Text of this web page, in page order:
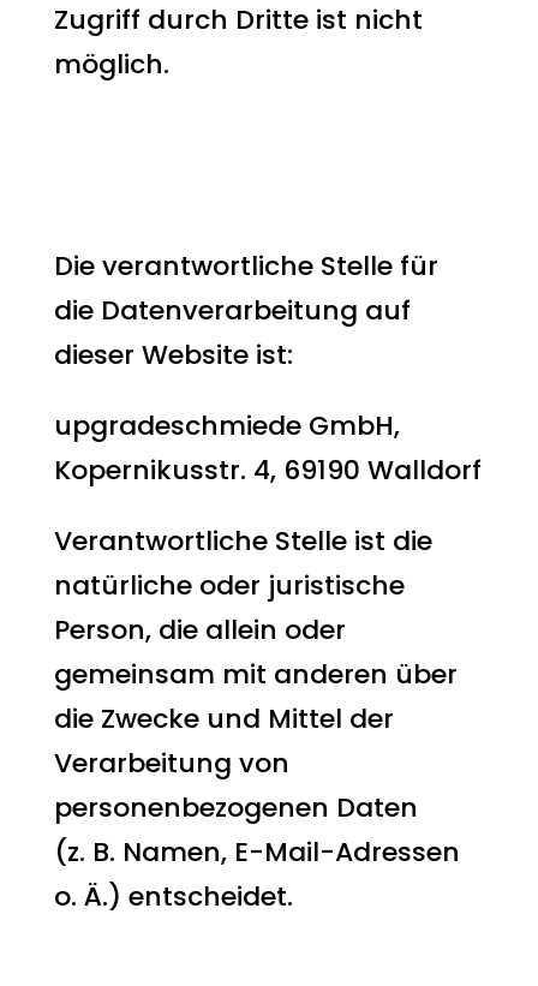
Zugriff durch Dritte ist nicht
möglich.
Die verantwortliche Stelle für
die Datenverarbeitung auf
dieser Website ist:
upgradeschmiede GmbH,
Kopernikusstr. 4, 69190 Walldorf
Verantwortliche Stelle ist die
natürliche oder juristische
Person, die allein oder
gemeinsam mit anderen über
die Zwecke und Mittel der
Verarbeitung von
personenbezogenen Daten
(z. B. Namen, E-Mail-Adressen
o. Ä.) entscheidet.